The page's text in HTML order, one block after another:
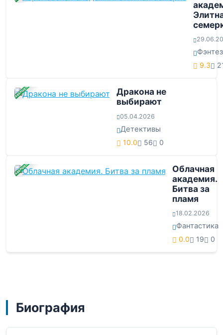
9.3
ЗАВЕРШЕНА
Дракона не
выбирают
05.04.2026
Детективы
10.0 56 0
ЗАВЕРШЕНА
Облачная
академия.
Битва за
пламя
18.02.2026
Фантастика
0.0 19 0
Биография